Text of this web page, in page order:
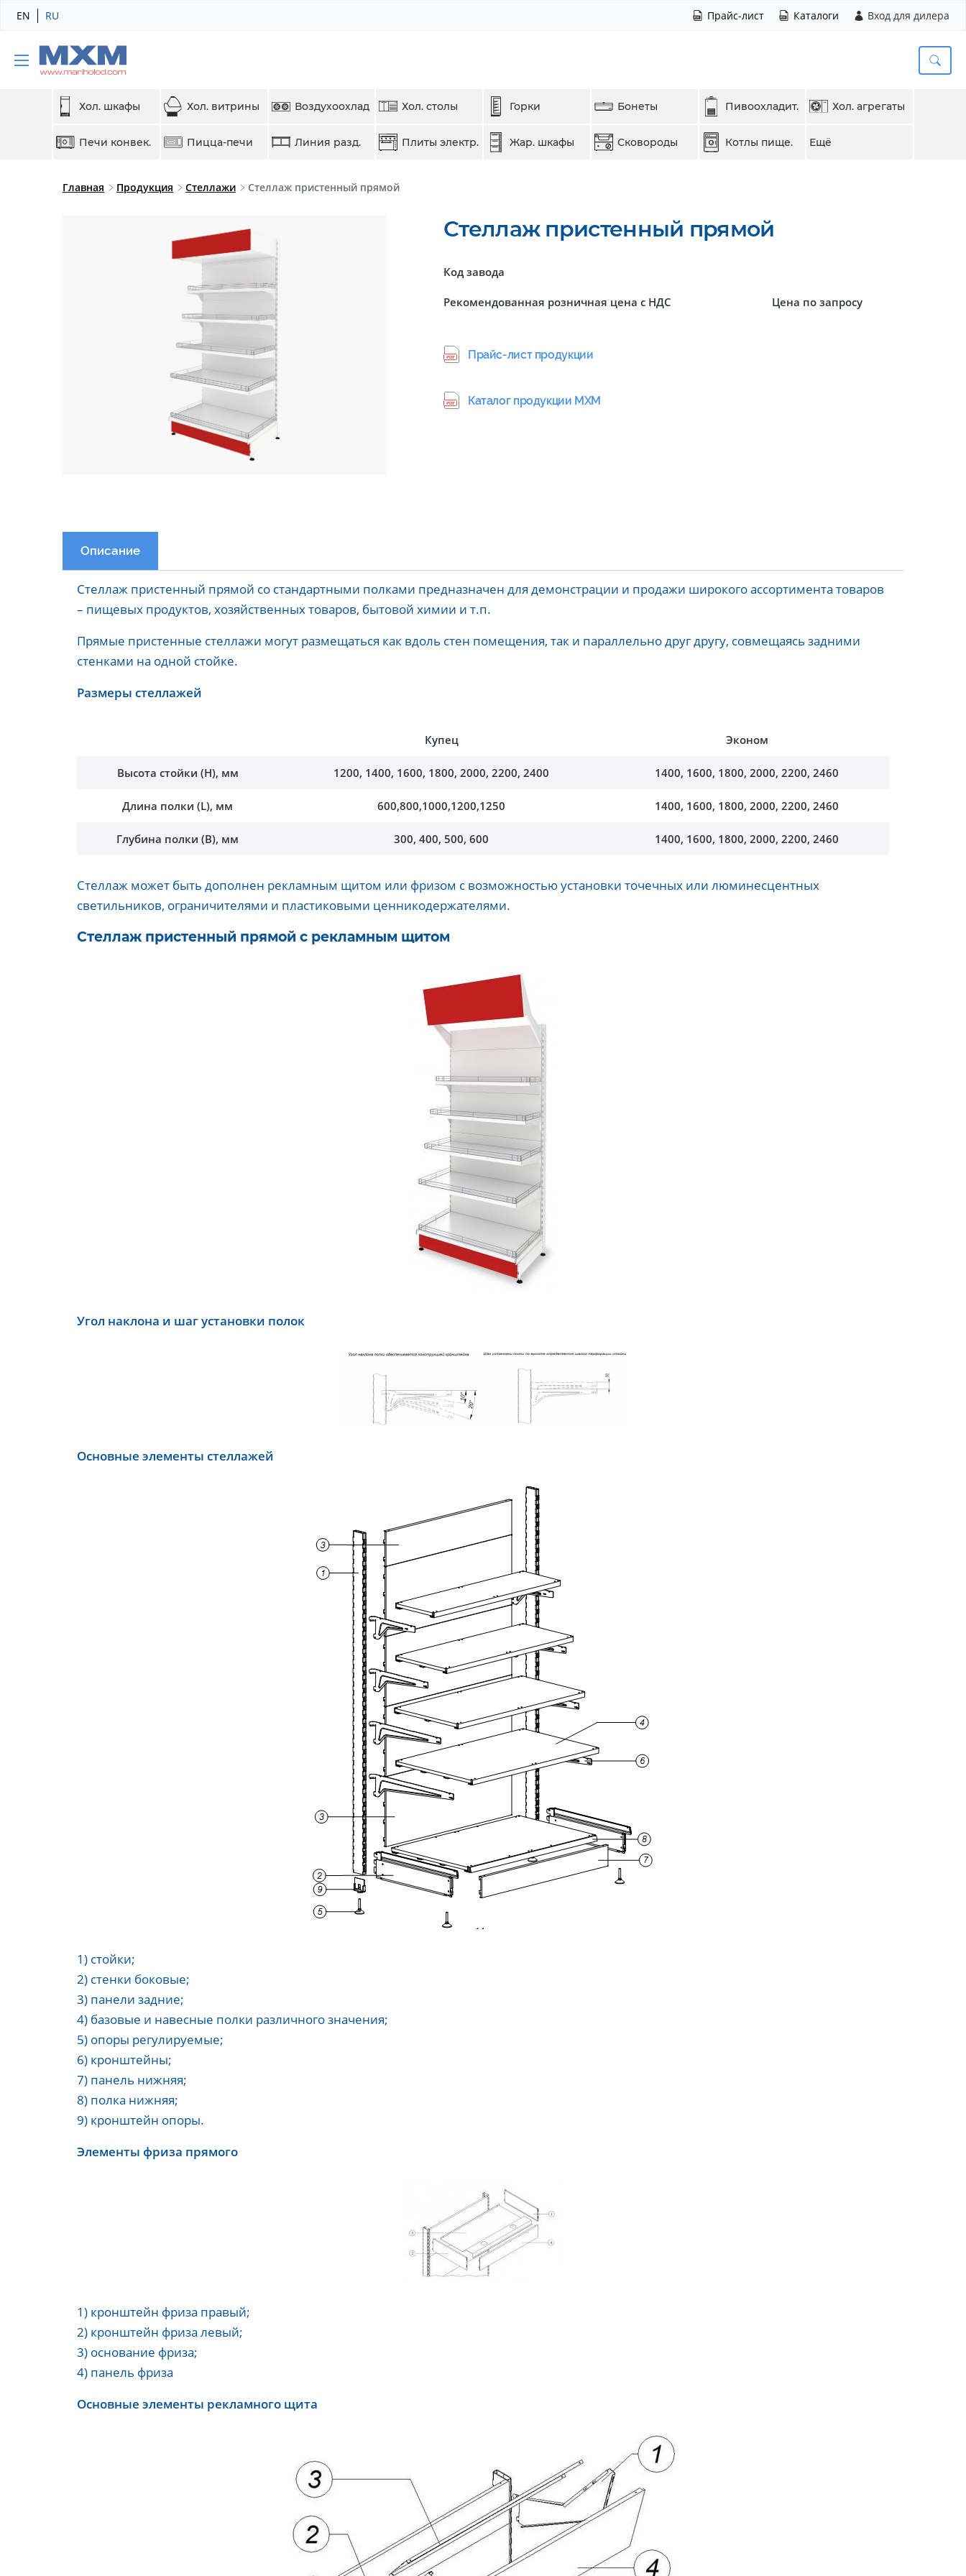
EN RU Прайс-лист Каталоги Вход для дилера
Хол. шкафы Хол. витрины Воздухоохлад Хол. столы Горки Бонеты Пивоохладит. Хол. агрегаты
Печи конвек. Пицца-печи Линия разд. Плиты электр. Жар. шкафы Сковороды Котлы пище. Ещё
Главная Продукция Стеллажи Стеллаж пристенный прямой
Стеллаж пристенный прямой
Код завода
Рекомендованная розничная цена с НДС Цена по запросу
Прайс-лист продукции
Каталог продукции МХМ
Описание
Стеллаж пристенный прямой со стандартными полками предназначен для демонстрации и продажи широкого ассортимента товаров
– пищевых продуктов, хозяйственных товаров, бытовой химии и т.п.
Прямые пристенные стеллажи могут размещаться как вдоль стен помещения, так и параллельно друг другу, совмещаясь задними
стенками на одной стойке.
Размеры стеллажей
Купец Эконом
Высота стойки (Н), мм 1200, 1400, 1600, 1800, 2000, 2200, 2400 1400, 1600, 1800, 2000, 2200, 2460
Длина полки (L), мм 600,800,1000,1200,1250 1400, 1600, 1800, 2000, 2200, 2460
Глубина полки (В), мм 300, 400, 500, 600 1400, 1600, 1800, 2000, 2200, 2460
Стеллаж может быть дополнен рекламным щитом или фризом с возможностью установки точечных или люминесцентных
светильников, ограничителями и пластиковыми ценникодержателями.
Стеллаж пристенный прямой с рекламным щитом
Угол наклона и шаг установки полок
Основные элементы стеллажей
1) стойки;
2) стенки боковые;
3) панели задние;
4) базовые и навесные полки различного значения;
5) опоры регулируемые;
6) кронштейны;
7) панель нижняя;
8) полка нижняя;
9) кронштейн опоры.
Элементы фриза прямого
1) кронштейн фриза правый;
2) кронштейн фриза левый;
3) основание фриза;
4) панель фриза
Основные элементы рекламного щита